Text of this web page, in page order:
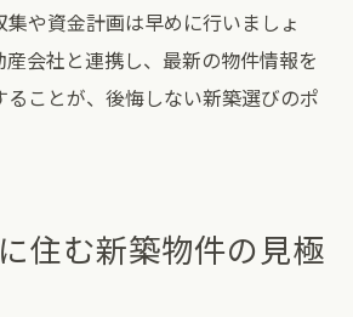
や資金計画は早めに行いましょ
産会社と連携し、最新の物件情報を
ることが、後悔しない新築選びのポ
住む新築物件の見極